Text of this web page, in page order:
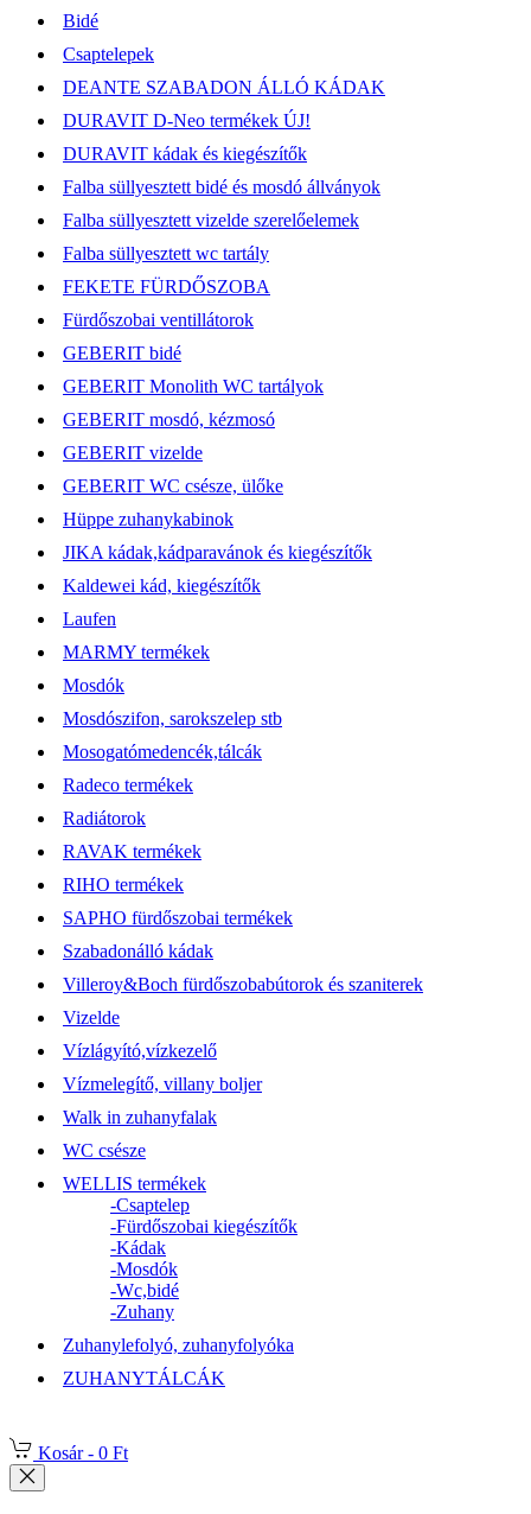
Bidé
Csaptelepek
DEANTE SZABADON ÁLLÓ KÁDAK
DURAVIT D-Neo termékek ÚJ!
DURAVIT kádak és kiegészítők
Falba süllyesztett bidé és mosdó állványok
Falba süllyesztett vizelde szerelőelemek
Falba süllyesztett wc tartály
FEKETE FÜRDŐSZOBA
Fürdőszobai ventillátorok
GEBERIT bidé
GEBERIT Monolith WC tartályok
GEBERIT mosdó, kézmosó
GEBERIT vizelde
GEBERIT WC csésze, ülőke
Hüppe zuhanykabinok
JIKA kádak,kádparavánok és kiegészítők
Kaldewei kád, kiegészítők
Laufen
MARMY termékek
Mosdók
Mosdószifon, sarokszelep stb
Mosogatómedencék,tálcák
Radeco termékek
Radiátorok
RAVAK termékek
RIHO termékek
SAPHO fürdőszobai termékek
Szabadonálló kádak
Villeroy&Boch fürdőszobabútorok és szaniterek
Vizelde
Vízlágyító,vízkezelő
Vízmelegítő, villany boljer
Walk in zuhanyfalak
WC csésze
WELLIS termékek
-Csaptelep
-Fürdőszobai kiegészítők
-Kádak
-Mosdók
-Wc,bidé
-Zuhany
Zuhanylefolyó, zuhanyfolyóka
ZUHANYTÁLCÁK
Kosár - 0 Ft